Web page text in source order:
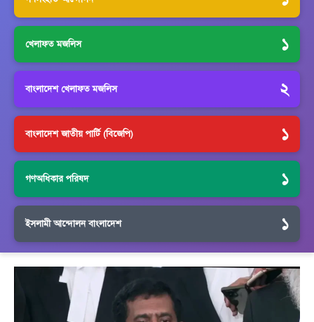
খেলাফত মজলিস ১
বাংলাদেশ খেলাফত মজলিস ২
বাংলাদেশ জাতীয় পার্টি (বিজেপি) ১
গণঅধিকার পরিষদ ১
ইসলামী আন্দোলন বাংলাদেশ ১